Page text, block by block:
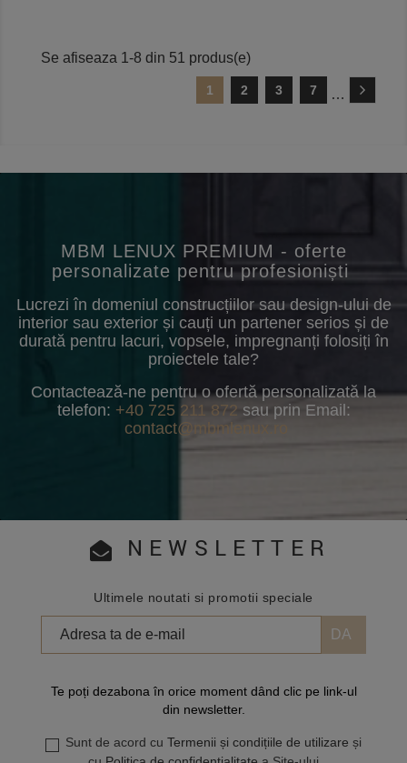
Se afiseaza 1-8 din 51 produs(e)
1 2 3 …
7
MBM LENUX PREMIUM - oferte
personalizate pentru profesioniști
Lucrezi în domeniul construcțiilor sau design-ului de
interior sau exterior și cauți un partener serios și de
durată pentru lacuri, vopsele, impregnanți folosiți în
proiectele tale?
Contactează-ne pentru o ofertă personalizată la
telefon: +40 725 211 872 sau prin Email:
contact@mbmlenux.ro
NEWSLETTER
Ultimele noutati si promotii speciale
Te poți dezabona în orice moment dând clic pe link-ul
din newsletter.
Sunt de acord cu Termenii și condițiile de utilizare și